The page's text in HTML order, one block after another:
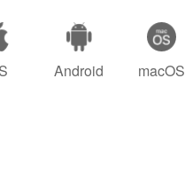
Android macOS